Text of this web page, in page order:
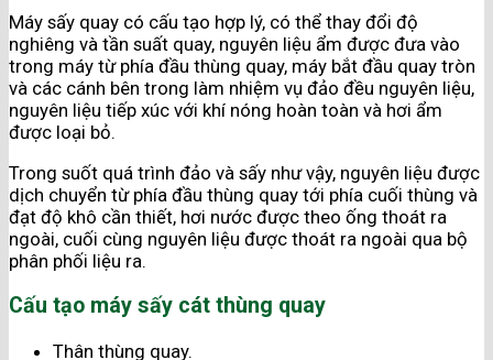
Máy sấy quay có cấu tạo hợp lý, có thể thay đổi độ
nghiêng và tần suất quay, nguyên liệu ẩm được đưa vào
trong máy từ phía đầu thùng quay, máy bắt đầu quay tròn
và các cánh bên trong làm nhiệm vụ đảo đều nguyên liệu,
nguyên liệu tiếp xúc với khí nóng hoàn toàn và hơi ẩm
được loại bỏ.
Trong suốt quá trình đảo và sấy như vậy, nguyên liệu được
dịch chuyển từ phía đầu thùng quay tới phía cuối thùng và
đạt độ khô cần thiết, hơi nước được theo ống thoát ra
ngoài, cuối cùng nguyên liệu được thoát ra ngoài qua bộ
phân phối liệu ra.
Cấu tạo máy sấy cát thùng quay
Thân thùng quay.